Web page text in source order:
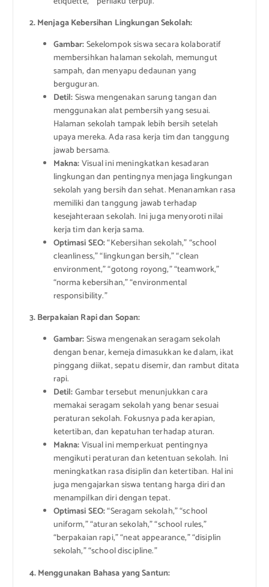
2. Menjaga Kebersihan Lingkungan Sekolah:
Gambar:Sekelompok siswa secara kolaboratif
membersihkan halaman sekolah, memungut
sampah, dan menyapu dedaunan yang
berguguran.
Detil:Siswa mengenakan sarung tangan dan
menggunakan alat pembersih yang sesuai.
Halaman sekolah tampak lebih bersih setelah
upaya mereka. Ada rasa kerja tim dan tanggung
jawab bersama.
Makna:Visual ini meningkatkan kesadaran
lingkungan dan pentingnya menjaga lingkungan
sekolah yang bersih dan sehat. Menanamkan rasa
memiliki dan tanggung jawab terhadap
kesejahteraan sekolah. Ini juga menyoroti nilai
kerja tim dan kerja sama.
Optimasi SEO:“Kebersihan sekolah,” “school
cleanliness,” “lingkungan bersih,” “clean
environment,” “gotong royong,” “teamwork,”
“norma kebersihan,” “environmental
responsibility.”
3. Berpakaian Rapi dan Sopan:
Gambar:Siswa mengenakan seragam sekolah
dengan benar, kemeja dimasukkan ke dalam, ikat
pinggang diikat, sepatu disemir, dan rambut ditata
rapi.
Detil:Gambar tersebut menunjukkan cara
memakai seragam sekolah yang benar sesuai
peraturan sekolah. Fokusnya pada kerapian,
ketertiban, dan kepatuhan terhadap aturan.
Makna:Visual ini memperkuat pentingnya
mengikuti peraturan dan ketentuan sekolah. Ini
meningkatkan rasa disiplin dan ketertiban. Hal ini
juga mengajarkan siswa tentang harga diri dan
menampilkan diri dengan tepat.
Optimasi SEO:“Seragam sekolah,” “school
uniform,” “aturan sekolah,” “school rules,”
“berpakaian rapi,” “neat appearance,” “disiplin
sekolah,” “school discipline.”
4. Menggunakan Bahasa yang Santun: